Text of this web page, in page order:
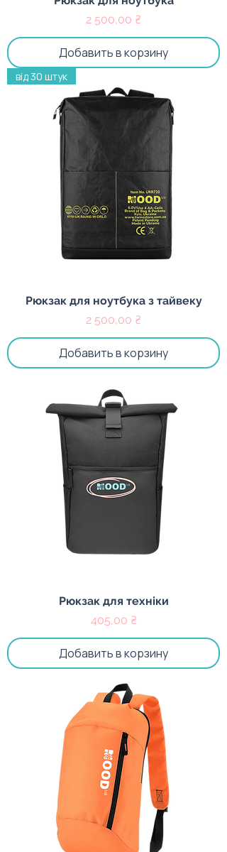
Цена
2 500,00 ₴
Добавить в корзину
від 30 штук
Рюкзак для ноутбука з тайвеку
Цена
2 500,00 ₴
Добавить в корзину
Рюкзак для техніки
Цена
405,00 ₴
Добавить в корзину